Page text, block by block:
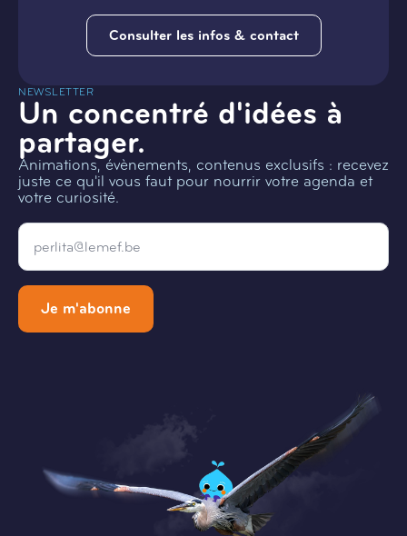
Consulter les infos & contact
NEWSLETTER
Un concentré d'idées à
partager.
Animations, évènements, contenus exclusifs : recevez
juste ce qu'il vous faut pour nourrir votre agenda et
votre curiosité.
Email
Je m'abonne